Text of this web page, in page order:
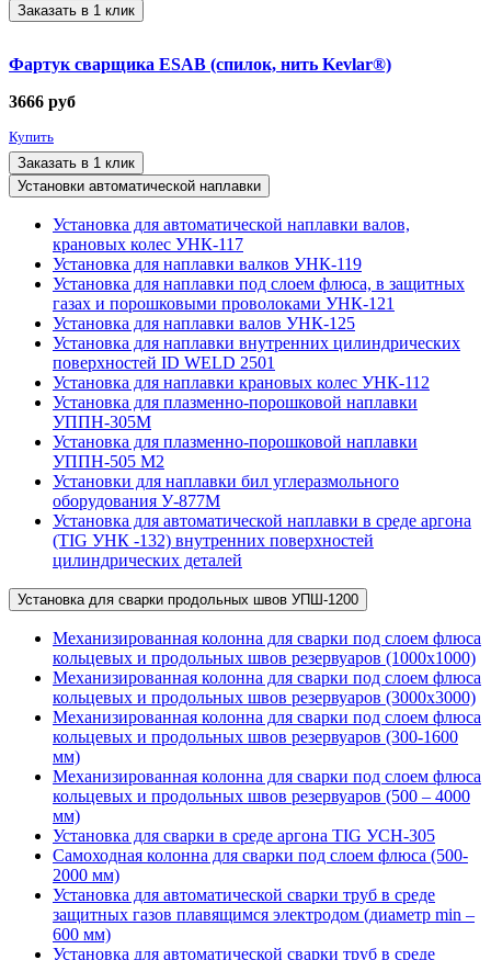
Заказать в 1 клик
Фартук сварщика ESAB (спилок, нить Kevlar®)
3666 руб
Купить
Заказать в 1 клик
Установки автоматической наплавки
Установка для автоматической наплавки валов,
крановых колес УНК-117
Установка для наплавки валков УНК-119
Установка для наплавки под слоем флюса, в защитных
газах и порошковыми проволоками УНК-121
Установка для наплавки валов УНК-125
Установка для наплавки внутренних цилиндрических
поверхностей ID WELD 2501
Установка для наплавки крановых колес УНК-112
Установка для плазменно-порошковой наплавки
УППН-305М
Установка для плазменно-порошковой наплавки
УППН-505 М2
Установки для наплавки бил углеразмольного
оборудования У-877М
Установка для автоматической наплавки в среде аргона
(TIG УНК -132) внутренних поверхностей
цилиндрических деталей
Установка для сварки продольных швов УПШ-1200
Механизированная колонна для сварки под слоем флюса
кольцевых и продольных швов резервуаров (1000х1000)
Механизированная колонна для сварки под слоем флюса
кольцевых и продольных швов резервуаров (3000х3000)
Механизированная колонна для сварки под слоем флюса
кольцевых и продольных швов резервуаров (300-1600
мм)
Механизированная колонна для сварки под слоем флюса
кольцевых и продольных швов резервуаров (500 – 4000
мм)
Установка для сварки в среде аргона TIG УСН-305
Самоходная колонна для сварки под слоем флюса (500-
2000 мм)
Установка для автоматической сварки труб в среде
защитных газов плавящимся электродом (диаметр min –
600 мм)
Установка для автоматической сварки труб в среде